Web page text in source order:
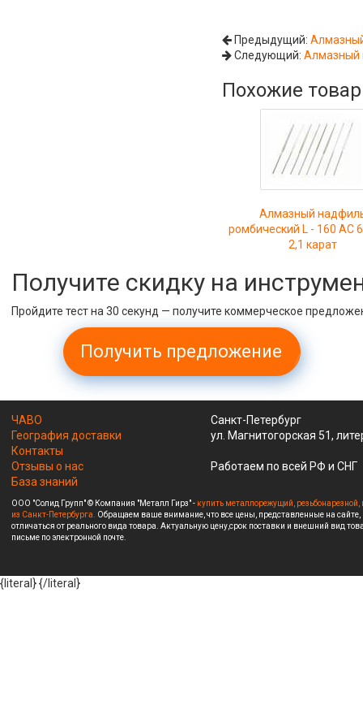
Предыдущий:
Следующий:Алмазный
Похожие
Алмазный
ромбический L - 160 АС
2,1 карат
Получите скидку на
Пройдите тест на 30 секунд — получите коммерческое
Получить предложение
ЧАВО
География доставки
Контакты
Отзывы о нас
База знаний
Санкт-Петербург
ул. Магнитогорская 51,
Работаем по всей РФ и СНГ
ООО "Солид Групп" © Компания "Металл Гирз" - купить металлорежущий,
из Санкт-Петербурга. Обращаем ваше внимание, что все цены, представленные на
отличаться от реального вида товара. Актуальную цену,срок поставки и внешний вид
письме по электронной почте.
{literal}{/literal}